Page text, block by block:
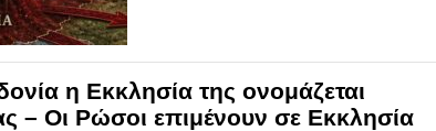
η Εκκλησία της ονομάζεται
– Οι Ρώσοι επιμένουν σε Εκκλησία